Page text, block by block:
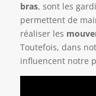
bras, sont les
permettent de
réaliser les
Toutefois, dans
influencent notre